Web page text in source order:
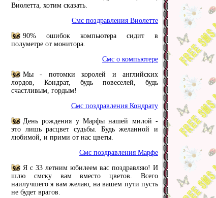
Виолетта, хотим сказать.
Смс поздравления Виолетте
90% ошибок компьютера сидит в
полуметре от монитора.
Смс о компьютере
Мы - потомки королей и английских
лордов, Кондрат, будь повеселей, будь
счастливым, гордым!
Смс поздравления Кондрату
День рождения у Марфы нашей милой -
это лишь расцвет судьбы. Будь желанной и
любимой, и прими от нас цветы.
Смс поздравления Марфе
Я с 33 летним юбилеем вас поздравляю! И
шлю смску вам вместо цветов. Всего
наилучшего я вам желаю, на вашем пути пусть
не будет врагов.